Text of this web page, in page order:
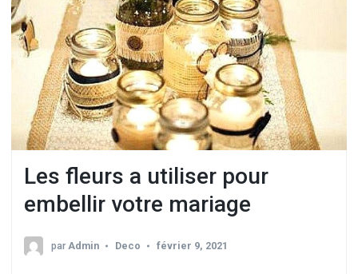
Les fleurs a utiliser pour
embellir votre mariage
par Admin Deco février 9, 2021